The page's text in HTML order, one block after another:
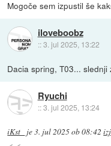
Mogoče sem izpustil še
iloveboobz
::3. jul 2025, 13:22
Dacia spring, T03...
Ryuchi
::3. jul 2025, 13:24
iKst_ je3. jul 2025 ob 08:42